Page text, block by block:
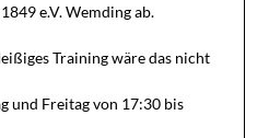
e.V. Wemding ab.
Training wäre das nicht
und Freitag von 17:30 bis